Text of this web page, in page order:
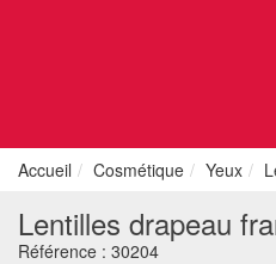
Accueil Cosmétique Yeux
Lentilles drapeau
Référence : 30204